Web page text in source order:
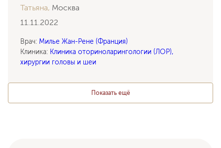
Татьяна, Москва
11.11.2022
Врач: Милье Жан-Рене (Франция)
Клиника: Клиника оториноларингологии (ЛОР),
хирургии головы и шеи
Показать ещё